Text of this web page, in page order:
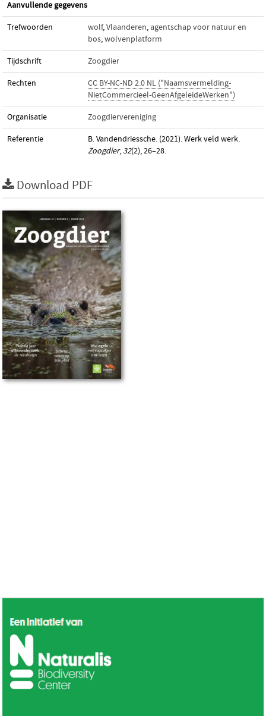
Aanvullende gegevens
Trefwoorden wolf,Vlaanderen, agentschap voor natuur en
bos,wolvenplatform
Tijdschrift Zoogdier
Rechten
CC BY-NC-ND 2.0 NL ("Naamsvermelding-
NietCommercieel-GeenAfgeleideWerken")
Organisatie Zoogdiervereniging
Referentie
B. Vandendriessche. (2021). Werk veld werk.
Zoogdier, 32(2), 26–28.
Download PDF